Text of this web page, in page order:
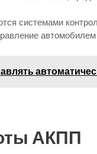
системами
АКПП